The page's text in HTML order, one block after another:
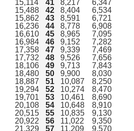
15,114 41 8,217 6,347
15,488 42 8,404 6,534
15,862 43 8,591 6,721
16,236 44 8,778 6,908
16,610 45 8,965 7,095
16,984 46 9,152 7,282
17,358 47 9,339 7,469
17,732 48 9,526 7,656
18,106 49 9,713 7,843
18,480 50 9,900 8,030
18,887 51 10,087 8,250
19,294 52 10,274 8,470
19,701 53 10,461 8,690
20,108 54 10,648 8,910
20,515 55 10,835 9,130
20,922 56 11,022 9,350
21,329 57 11,209 9,570